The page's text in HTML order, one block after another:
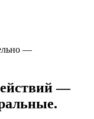
—
—